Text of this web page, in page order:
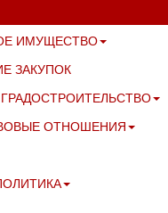
ИМУЩЕСТВО
ЗАКУПОК
ОТНОШЕНИЯ